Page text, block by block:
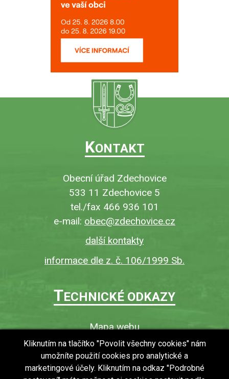
KONTAKT
Obecní úřad Zdechovice
533 11 Zdechovice 5
tel./fax 466 936 101
e-mail: obec@zdechovice.cz
další kontakty
informace dle z. č. 106/1999 Sb.
TECHNICKÉ ODKAZY
Mapa webu
O webu
Povinně zveřejňované informace
Ochrana osobních údajů (GDPR)
Kliknutím na tlačítko "Povolit všechny cookies" nám
umožníte použití cookies pro analytické a
marketingové účely. Kliknutím na odkaz "Podrobné